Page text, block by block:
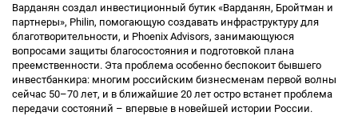
Варданян создал инвестиционный бутик «Варданян, Бройтман и
партнеры», Philin, помогающую создавать инфраструктуру для
благотворительности, и Phoenix Advisors, занимающуюся
вопросами защиты благосостояния и подготовкой плана
преемственности. Эта проблема особенно беспокоит бывшего
инвестбанкира: многим российским бизнесменам первой волны
сейчас 50–70 лет, и в ближайшие 20 лет остро встанет проблема
передачи состояний – впервые в новейшей истории России.